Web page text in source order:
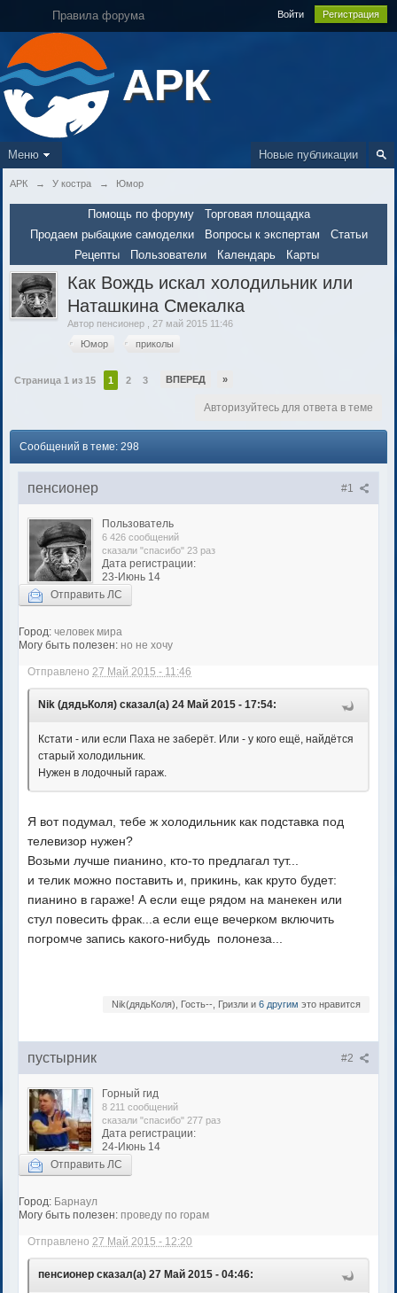
Правила форума Войти Регистрация
АРК
Новые публикации
Меню
АРК → У костра → Юмор
Помощь по форуму
Торговая площадка
Продаем рыбацкие самоделки
Вопросы к экспертам
Статьи
Рецепты
Пользователи Календарь Карты
Как Вождь искал холодильник или
Наташкина Смекалка
Автор пенсионер
27 май 2015 11:46
Юмор
приколы
Страница 1 из 15 1 2 3 ВПЕРЕД »
Авторизуйтесь для ответа в теме
Сообщений в теме: 298
#1
пенсионер
Пользователь
6 426 сообщений
сказали "спасибо" 23 раз
Дата регистрации:
23-Июнь 14
Отправить ЛС
Город: человек мира
Могу быть полезен: но не хочу
Отправлено27 Май 2015 - 11:46
Nik (дядьКоля) сказал(а) 24 Май 2015 - 17:54:
Кстати - или если Паха не заберёт. Или - у кого ещё, найдётся
старый холодильник.
Нужен в лодочный гараж.
Я вот подумал, тебе ж холодильник как подставка под
телевизор нужен?
Возьми лучше пианино, кто-то предлагал тут...
и телик можно поставить и, прикинь, как круто будет:
пианино в гараже! А если еще рядом на манекен или
стул повесить фрак...а если еще вечерком включить
погромче запись какого-нибудь полонеза...
Nik(дядьКоля), Гость--, Гризли и 6 другим это нравится
#2
пустырник
Горный гид
8 211 сообщений
сказали "спасибо" 277 раз
Дата регистрации:
24-Июнь 14
Отправить ЛС
Город: Барнаул
Могу быть полезен: проведу по горам
Отправлено27 Май 2015 - 12:20
пенсионер сказал(а) 27 Май 2015 - 04:46: